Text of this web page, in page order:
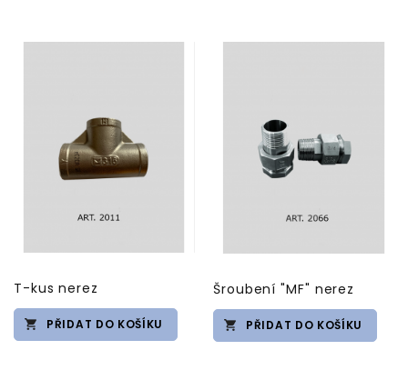
T-kus nerez
PŘIDAT DO KOŠÍKU
Šroubení "MF" nerez
PŘIDAT DO KOŠÍKU